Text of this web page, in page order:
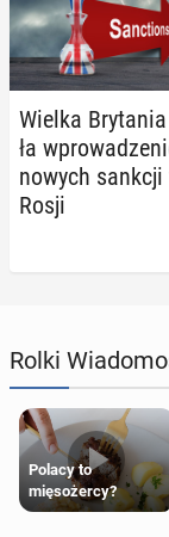
Wielka
ła
nowych sankcji
Rosji
Rolki
Polacy to
mięsożercy?